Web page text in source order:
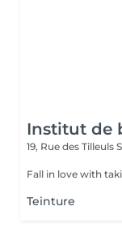
Institut de
19, Rue des Tilleuls
Fall in love with
Teinture